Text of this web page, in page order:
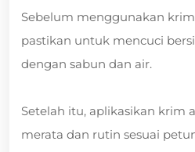
Sebelum menggunakan
pastikan untuk mencuci
dengan sabun dan air.
Setelah itu, aplikasikan krim
merata dan rutin sesuai